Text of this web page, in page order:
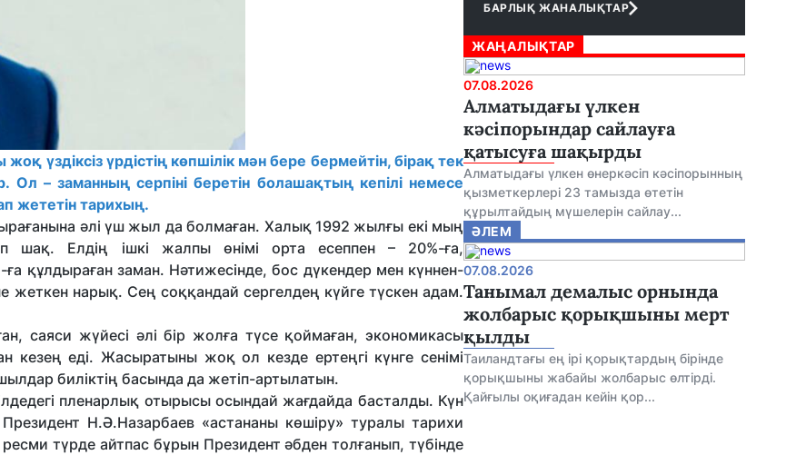
үздіксіз үрдістің көпшілік мән бере бермейтін, бірақ тек
– заманның серпіні беретін болашақтың кепілі немесе
жететін тарихың.
әлі үш жыл да болмаған. Халық 1992 жылғы екі мың
шақ. Елдің ішкі жалпы өнімі орта есеппен – 20%-ға,
құлдыраған заман. Нәтижесінде, бос дүкендер мен күннен-
жеткен нарық. Сең соққандай сергелдең күйге түскен адам.
саяси жүйесі әлі бір жолға түсе қоймаған, экономикасы
кезең еді. Жасыратыны жоқ ол кезде ертеңгі күнге сенімі
биліктің басында да жетіп-артылатын.
пленар­лық отырысы осындай жағдайда басталды. Күн
Н.Ә.Назарбаев «астананы көшіру» туралы тарихи
түрде айтпас бұрын Президент әбден толғанып, түбінде
БАРЛЫҚ ЖАНАЛЫҚТАР
ЖАҢАЛЫҚТАР
07.08.2026
Алматыдағы үлкен
кәсіпорындар сайлауға
қатысуға шақырды
Алматыдағы үлкен өнеркәсіп кәсіпорынның
қызметкерлері 23 тамызда өтетін
құрылтайдың мүшелерін сайлау...
ӘЛЕМ
07.08.2026
Танымал демалыс орнында
жолбарыс қорықшыны мерт
қылды
Таиландтағы ең ірі қорықтардың бірінде
қорықшыны жабайы жолбарыс өлтірді.
Қайғылы оқиғадан кейін қор...